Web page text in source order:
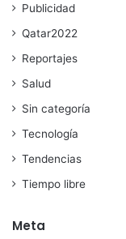
Publicidad
Qatar2022
Reportajes
Salud
Sin categoría
Tecnología
Tendencias
Tiempo libre
Meta